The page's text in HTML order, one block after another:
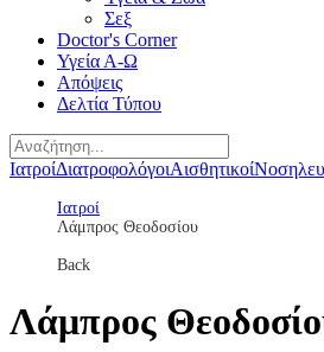
Σεξ
Doctor's Corner
Υγεία Α-Ω
Απόψεις
Δελτία Τύπου
ΙατροίΔιατροφολόγοιΑισθητικοί
Ιατροί
Λάμπρος Θεοδοσίου
Back
Λάμπρος